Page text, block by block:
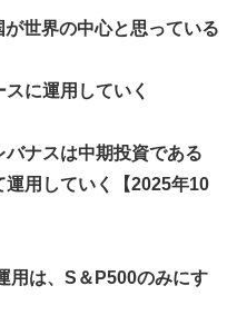
世界の中心と思っている
に運用していく
バナスは中期投資である
運用していく【2025年10
用は、S＆P500のみにす